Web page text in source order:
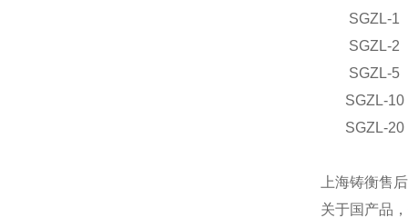
SGZL-1
SGZL-2
SGZL-5
SGZL-10
SGZL-20
上海铸衡售
关于国产品